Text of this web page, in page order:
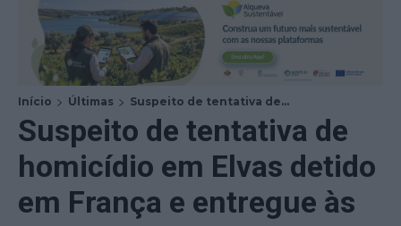
Início Últimas Suspeito de tentativa de...
Suspeito de tentativa de
homicídio em Elvas detido
em França e entregue às